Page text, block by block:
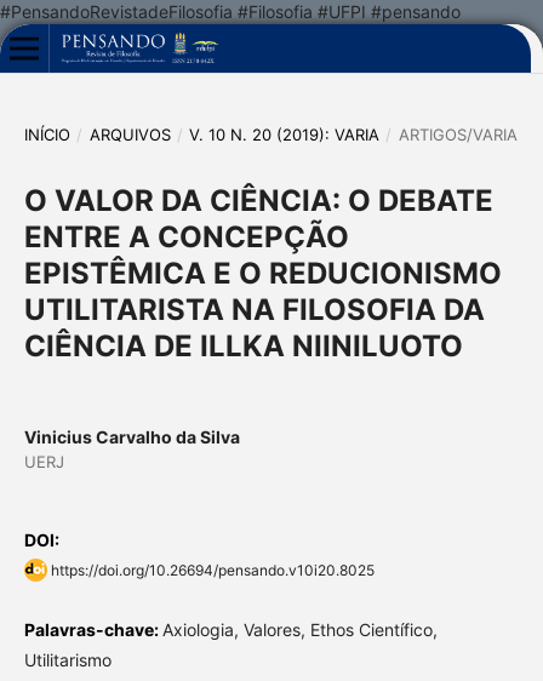
#PensandoRevistadeFilosofia #Filosofia #UFPI #pensando
INÍCIO / ARQUIVOS / V. 10 N. 20 (2019): VARIA / ARTIGOS/VARIA
O VALOR DA CIÊNCIA: O DEBATE
ENTRE A CONCEPÇÃO
EPISTÊMICA E O REDUCIONISMO
UTILITARISTA NA FILOSOFIA DA
CIÊNCIA DE ILLKA NIINILUOTO
Vinicius Carvalho da Silva
UERJ
DOI:
https://doi.org/10.26694/pensando.v10i20.8025
Palavras-chave:Axiologia, Valores, Ethos Científico,
Utilitarismo